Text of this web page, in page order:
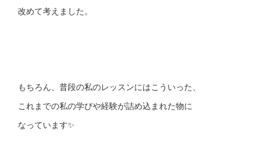
改めて考えました。
もちろん、普段の私のレッスンにはこういった、
これまでの私の学びや経験が詰め込まれた物に
なっています✨